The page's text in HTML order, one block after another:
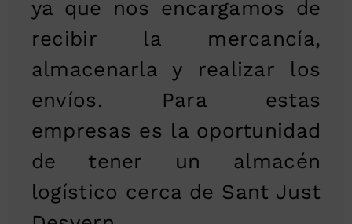
ya que nos encargamos de
recibir la mercancía,
almacenarla y realizar los
envíos. Para estas
empresas es la oportunidad
de tener un almacén
logístico cerca de Sant Just